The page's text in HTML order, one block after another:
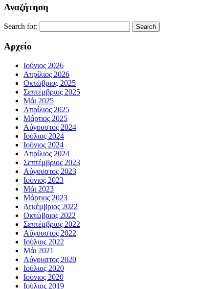
Αναζήτηση
Search for:
Αρχείο
Ιούνιος 2026
Απρίλιος 2026
Οκτώβριος 2025
Σεπτέμβριος 2025
Μάι 2025
Απρίλιος 2025
Μάρτιος 2025
Αύγουστος 2024
Ιούλιος 2024
Ιούνιος 2024
Απρίλιος 2024
Σεπτέμβριος 2023
Αύγουστος 2023
Ιούνιος 2023
Μάι 2023
Μάρτιος 2023
Δεκέμβριος 2022
Οκτώβριος 2022
Σεπτέμβριος 2022
Αύγουστος 2022
Ιούλιος 2022
Μάι 2021
Αύγουστος 2020
Ιούλιος 2020
Ιούνιος 2020
Ιούλιος 2019